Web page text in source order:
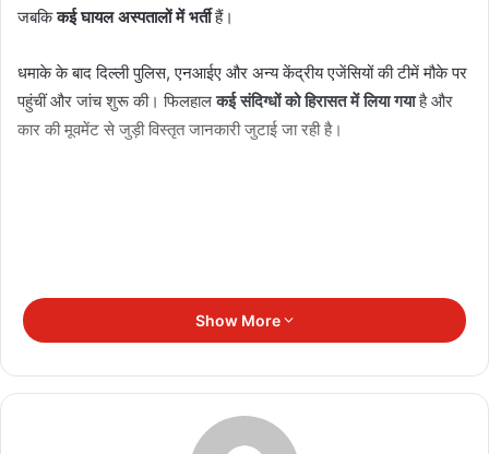
जबकिकई घायल अस्पतालों में भर्तीहैं।
धमाके के बाद दिल्ली पुलिस, एनआईए और अन्य केंद्रीय एजेंसियों की टीमें मौके पर
पहुंचीं और जांच शुरू की। फिलहालकई संदिग्धों को हिरासत में लिया गयाहै और
कार की मूवमेंट से जुड़ी विस्तृत जानकारी जुटाई जा रही है।
Show More